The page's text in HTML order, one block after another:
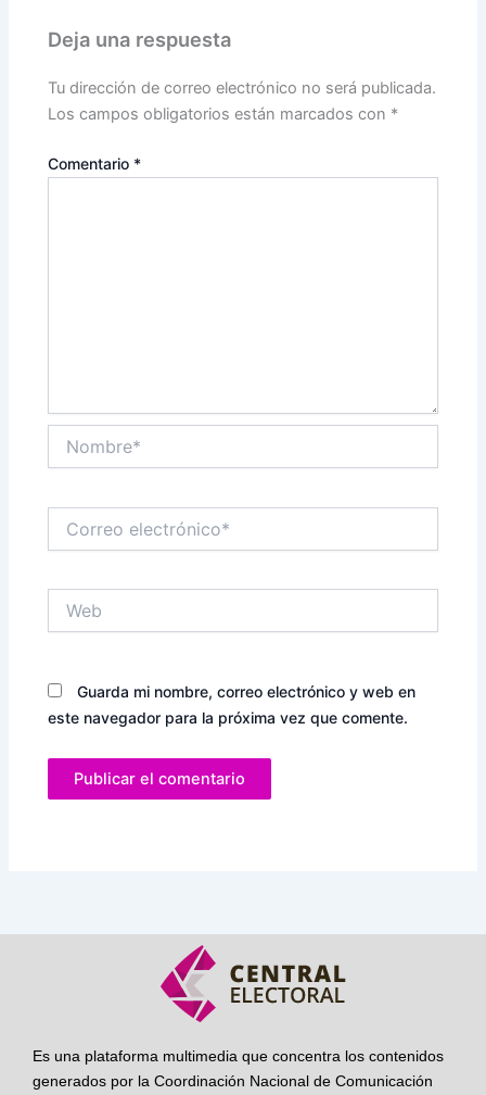
Deja una respuesta
Tu dirección de correo electrónico no será publicada.
Los campos obligatorios están marcados con *
Comentario *
electrónico*
Guarda mi nombre, correo electrónico y web en
este navegador para la próxima vez que comente.
Es una plataforma multimedia que concentra los contenidos
generados por la Coordinación Nacional de Comunicación